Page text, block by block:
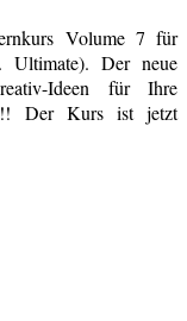
Volume 7 für
Ultimate). Der neue
Ideen für Ihre
Der Kurs ist jetzt